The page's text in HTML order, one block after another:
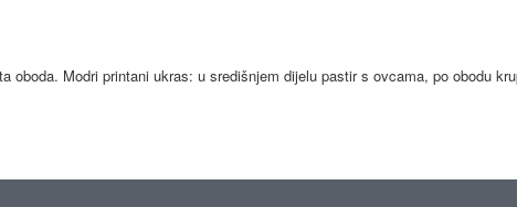
oboda. Modri printani ukras: u središnjem dijelu pastir s ovcama, po obodu